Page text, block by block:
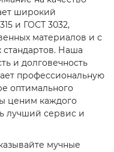
широкий
и ГОСТ 3032,
материалов и с
Наша
и долговечность
профессиональную
оптимального
ценим каждого
лучший сервис и
мучные